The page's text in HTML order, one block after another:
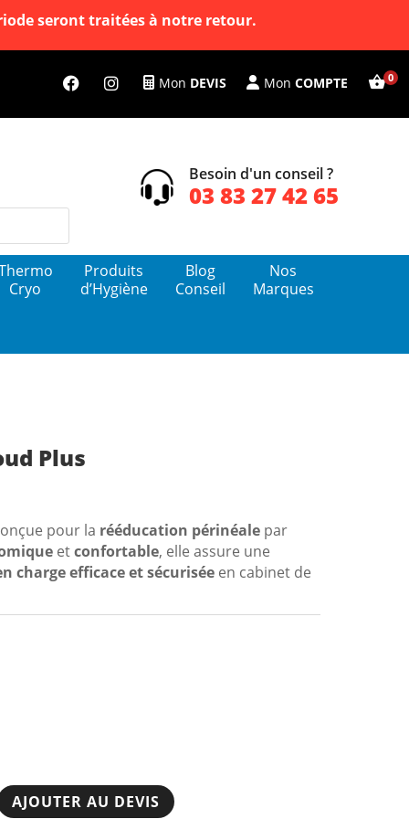
seront traitées à notre retour.
Mon DEVIS Mon COMPTE
Besoin d'un conseil ?
03 83 27 42 65
SAV Hors pair Devis 24h chrono
Cryo
Produits
d’Hygiène
Blog
Conseil
Nos
Marques
Plus
pour la rééducation périnéalepar
etconfortable, elle assure une
charge efficace et sécuriséeen cabinet de
AJOUTER AU DEVIS